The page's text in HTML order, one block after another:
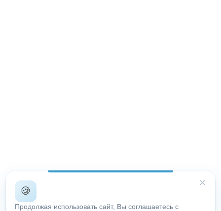
✕
🍪
Продолжая использовать сайт, Вы соглашаетесь с